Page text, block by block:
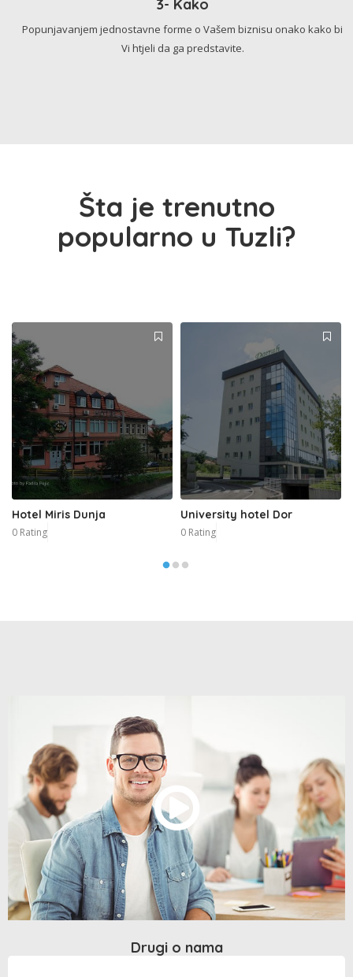
3- Kako
Popunjavanjem jednostavne forme o Vašem biznisu onako kako bi
Vi htjeli da ga predstavite.
Šta je trenutno
popularno u Tuzli?
Hotel Miris Dunja
0 Rating
University hotel Dor
0 Rating
Drugi o nama